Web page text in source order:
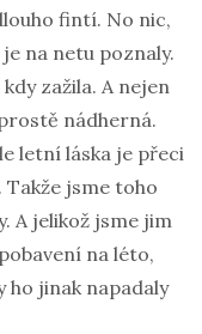
fintí. No nic,
na netu poznaly.
zažila. A nejen
nádherná.
letní láska je přeci
Takže jsme toho
A jelikož jsme jim
na léto,
ho jinak napadaly